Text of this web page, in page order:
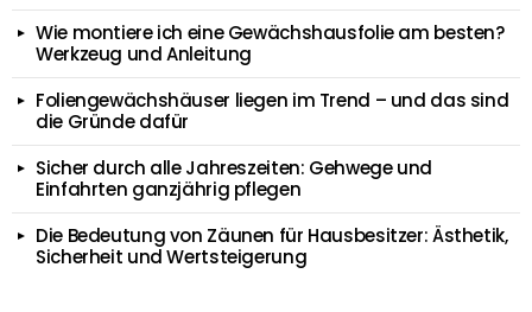
Wie montiere ich eine Gewächshausfolie am besten?
Werkzeug und Anleitung
Foliengewächshäuser liegen im Trend – und das sind
die Gründe dafür
Sicher durch alle Jahreszeiten: Gehwege und
Einfahrten ganzjährig pflegen
Die Bedeutung von Zäunen für Hausbesitzer: Ästhetik,
Sicherheit und Wertsteigerung